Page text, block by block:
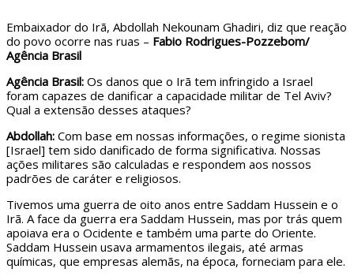
Embaixador do Irã, Abdollah Nekounam Ghadiri, diz que reação
do povo ocorre nas ruas – Fabio Rodrigues-Pozzebom/
Agência Brasil
Agência Brasil: Os danos que o Irã tem infringido a Israel
foram capazes de danificar a capacidade militar de Tel Aviv?
Qual a extensão desses ataques?
Abdollah: Com base em nossas informações, o regime sionista
[Israel] tem sido danificado de forma significativa. Nossas
ações militares são calculadas e respondem aos nossos
padrões de caráter e religiosos.
Tivemos uma guerra de oito anos entre Saddam Hussein e o
Irã. A face da guerra era Saddam Hussein, mas por trás quem
apoiava era o Ocidente e também uma parte do Oriente.
Saddam Hussein usava armamentos ilegais, até armas
químicas, que empresas alemãs, na época, forneciam para ele.